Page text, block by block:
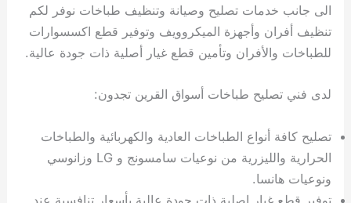
الى جانب خدمات تصليح وصيانة وتنظيف طباخات نوفر لكم
تنظيف أفران وأجهزة الميكروويف وتوفير قطع اكسسوارات
للطباخات والأفران وتأمين قطع غيار أصلية ذات جودة عالية.
لدى فني تصليح طباخات أسواق القرين تجدون:
تصليح كافة أنواع الطباخات العادية والكهربائية والطباخات
الحرارية والليزرية من نوعيات سامسونج و LG وزانوسي
ونوعيات هانسا.
توفير قطع غيار اصلية ذات جودة عالية بأسعار تنافسية عند